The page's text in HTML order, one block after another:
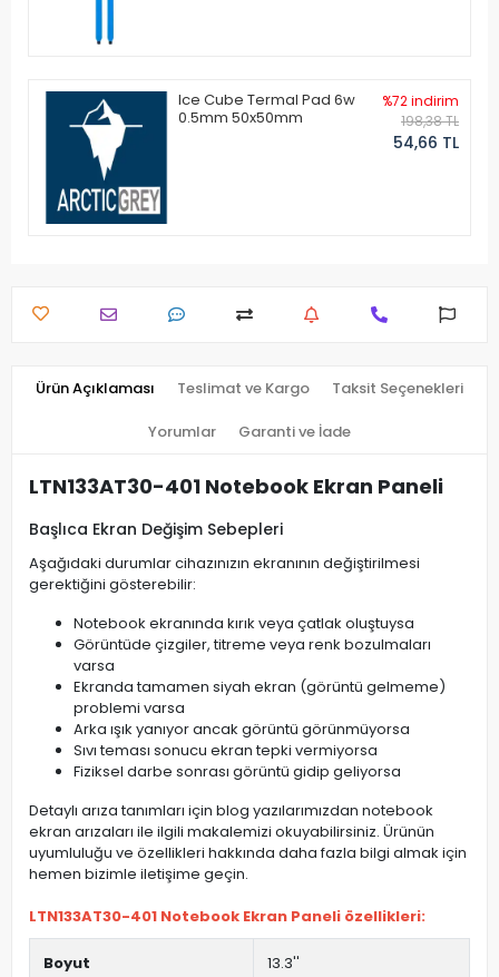
Ice Cube Termal Pad 6w
0.5mm 50x50mm
%72 indirim
198,38 TL
54,66 TL
Ürün Açıklaması Teslimat ve Kargo Taksit Seçenekleri
Yorumlar Garanti ve İade
LTN133AT30-401 Notebook Ekran Paneli
Başlıca Ekran Değişim Sebepleri
Aşağıdaki durumlar cihazınızın ekranının değiştirilmesi
gerektiğini gösterebilir:
Notebook ekranında kırık veya çatlak oluştuysa
Görüntüde çizgiler, titreme veya renk bozulmaları
varsa
Ekranda tamamen siyah ekran (görüntü gelmeme)
problemi varsa
Arka ışık yanıyor ancak görüntü görünmüyorsa
Sıvı teması sonucu ekran tepki vermiyorsa
Fiziksel darbe sonrası görüntü gidip geliyorsa
Detaylı arıza tanımları için blog yazılarımızdan notebook
ekran arızaları ile ilgili makalemizi okuyabilirsiniz. Ürünün
uyumluluğu ve özellikleri hakkında daha fazla bilgi almak için
hemen bizimle iletişime geçin.
LTN133AT30-401 Notebook Ekran Paneli özellikleri:
Boyut 13.3''